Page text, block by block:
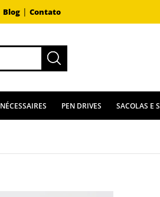
Blog| Contato
NÉCESSAIRES PEN DRIVES SACOLAS E